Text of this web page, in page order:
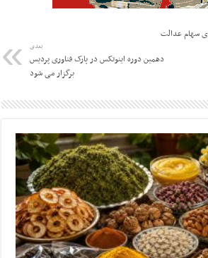
بعدی
دهمین دوره اینوتکس در پارک فناوری پردیس
برگزار می شود